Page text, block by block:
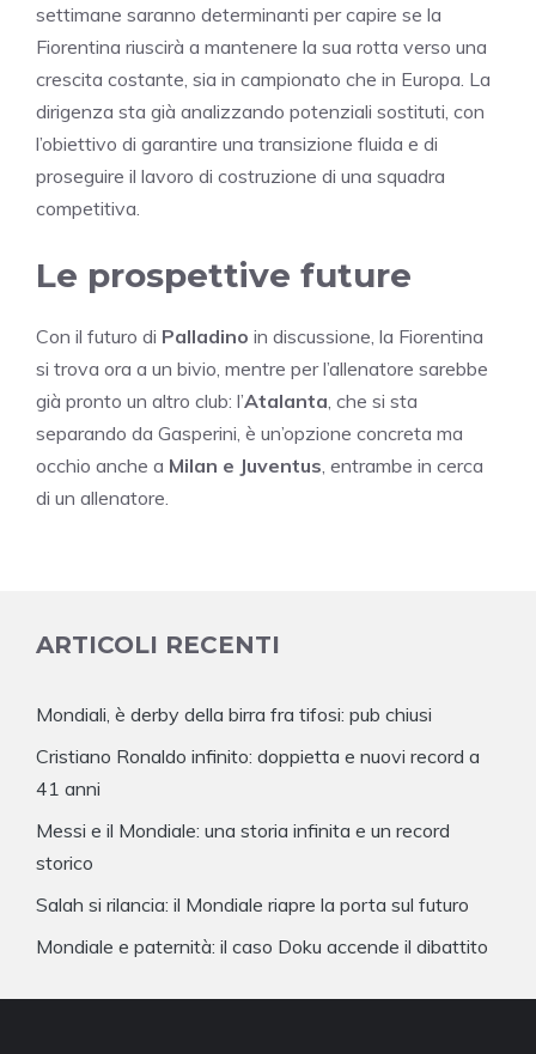
settimane saranno determinanti per capire se la
Fiorentina riuscirà a mantenere la sua rotta verso una
crescita costante, sia in campionato che in Europa. La
dirigenza sta già analizzando potenziali sostituti, con
l’obiettivo di garantire una transizione fluida e di
proseguire il lavoro di costruzione di una squadra
competitiva.
Le prospettive future
Con il futuro di Palladino in discussione, la Fiorentina
si trova ora a un bivio, mentre per l’allenatore sarebbe
già pronto un altro club: l’Atalanta , che si sta
separando da Gasperini, è un’opzione concreta ma
occhio anche a Milan e Juventus , entrambe in cerca
di un allenatore.
ARTICOLI RECENTI
Mondiali, è derby della birra fra tifosi: pub chiusi
Cristiano Ronaldo infinito: doppietta e nuovi record a
41 anni
Messi e il Mondiale: una storia infinita e un record
storico
Salah si rilancia: il Mondiale riapre la porta sul futuro
Mondiale e paternità: il caso Doku accende il dibattito